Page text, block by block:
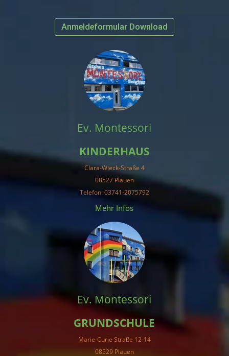
Anmeldeformular Download
Ev. Montessori
KINDERHAUS
Clara-Wieck-Straße 4
08527 Plauen
Telefon: 03741-2075792
Mehr Infos
Ev. Montessori
GRUNDSCHULE
Marie-Curie Straße 12-14
08529 Plauen